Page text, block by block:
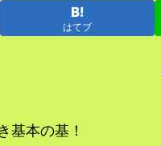
はてブ
基本の基！